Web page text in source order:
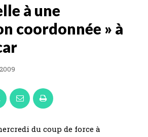
à une
coordonnée » à
du coup de force à